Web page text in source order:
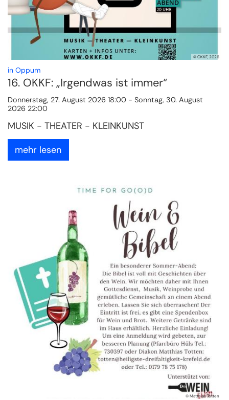
© OKKF, 2026
in Oppum
16. OKKF: „Irgendwas ist immer“
Donnerstag, 27. August 2026 18:00 - Sonntag, 30. August
2026 22:00
MUSIK - THEATER - KLEINKUNST
mehr lesen
© Matthias Totten